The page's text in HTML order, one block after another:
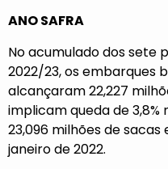
ANO SAFRA
No acumulado dos sete
2022/23, os embarques
alcançaram 22,227
implicam queda de
23,096 milhões de sacas
janeiro de 2022.